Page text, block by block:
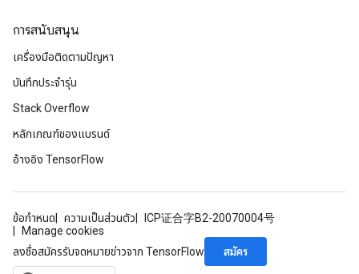
การสนับสนุน
เครื่องมือติดตามปัญหา
บันทึกประจำรุ่น
Stack Overflow
หลักเกณฑ์ของแบรนด์
อ้างอิง TensorFlow
ข้อกำหนด ความเป็นส่วนตัว
ICP证合字B2-20070004号
Manage cookies
ลงชื่อสมัครรับจดหมายข่าวจาก TensorFlow
สมัคร